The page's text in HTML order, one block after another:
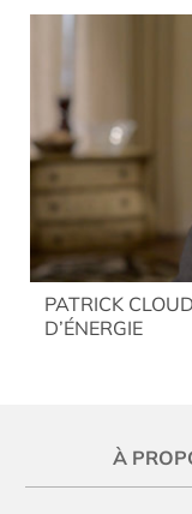
PATRICK
D’ÉNERGIE
À